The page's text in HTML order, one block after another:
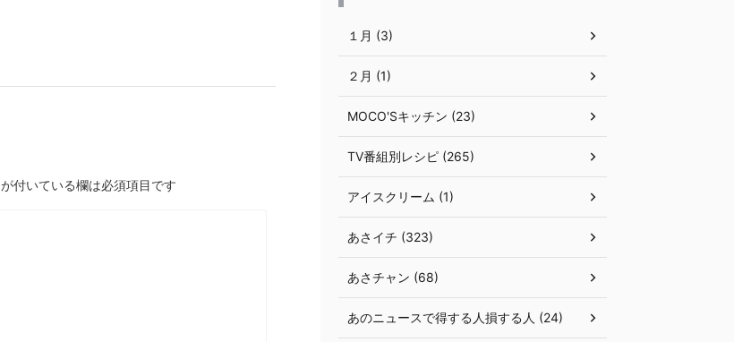
が付いている欄は必須項目です
１月 (3)
２月 (1)
MOCO'Sキッチン (23)
TV番組別レシピ (265)
アイスクリーム (1)
あさイチ (323)
あさチャン (68)
あのニュースで得する人損する人 (24)